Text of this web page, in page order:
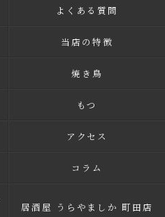
よくある質問
当店の特徴
焼き鳥
もつ
アクセス
コラム
居酒屋 うらやましか 町田店